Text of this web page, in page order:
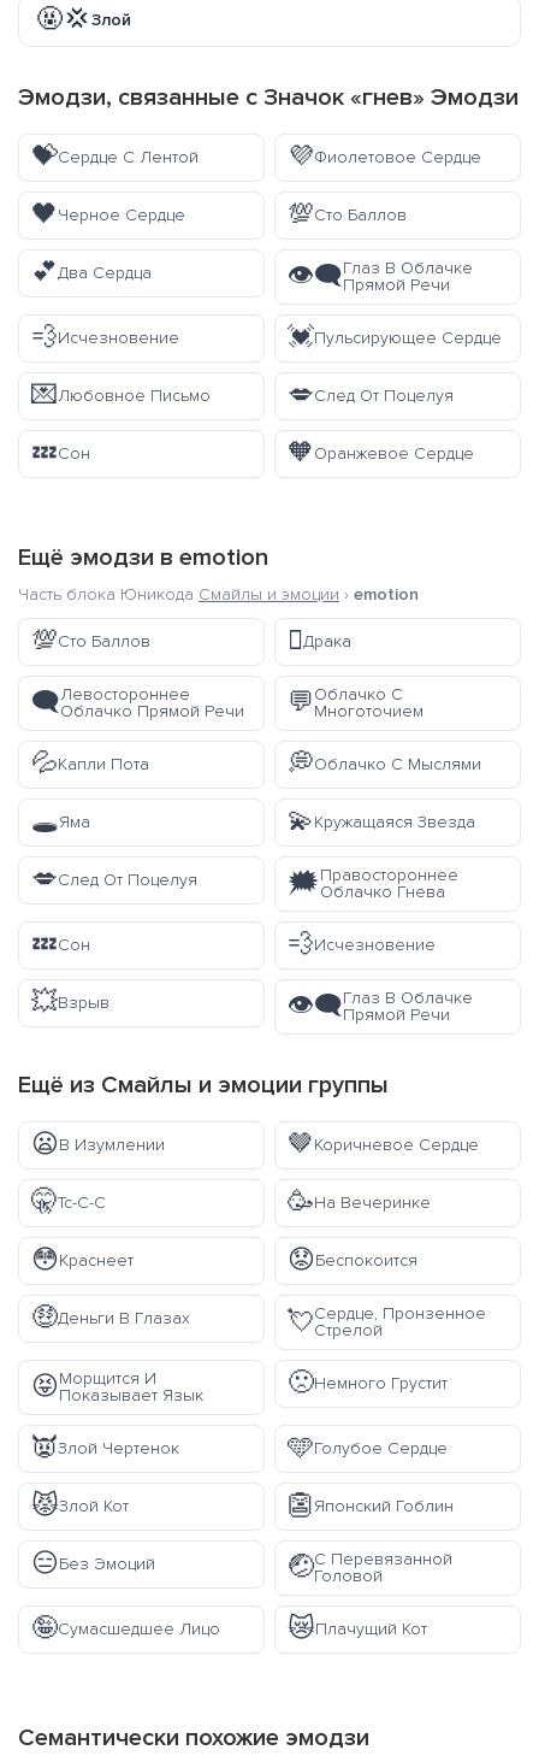
🤬💢Злой
Эмодзи, связанные с Значок «гнев» Эмодзи
💝Сердце С Лентой 💜Фиолетовое Сердце
🖤Черное Сердце 💯Сто Баллов
💕Два Сердца 👁️‍🗨️Глаз В Облачке
Прямой Речи
💨Исчезновение 💓Пульсирующее Сердце
💌Любовное Письмо 💋След От Поцелуя
💤Сон 🧡Оранжевое Сердце
Ещё эмодзи в emotion
Часть блока Юникода Смайлы и эмоции › emotion
💯Сто Баллов 🫯Драка
🗨️Левостороннее
Облачко Прямой Речи
💬Облачко С
Многоточием
💦Капли Пота 💭Облачко С Мыслями
🕳️Яма 💫Кружащаяся Звезда
💋След От Поцелуя 🗯️Правостороннее
Облачко Гнева
💤Сон 💨Исчезновение
💥Взрыв 👁️‍🗨️Глаз В Облачке
Прямой Речи
Ещё из Смайлы и эмоции группы
😦В Изумлении 🤎Коричневое Сердце
🤫Тс-С-С 🥳На Вечеринке
😳Краснеет 😟Беспокоится
🤑Деньги В Глазах 💘Сердце, Пронзенное
Стрелой
😝Морщится И
Показывает Язык
🙁Немного Грустит
👿Злой Чертенок 🩵Голубое Сердце
😾Злой Кот 👺Японский Гоблин
😑Без Эмоций 🤕С Перевязанной
Головой
🤪Сумасшедшее Лицо 😿Плачущий Кот
Семантически похожие эмодзи